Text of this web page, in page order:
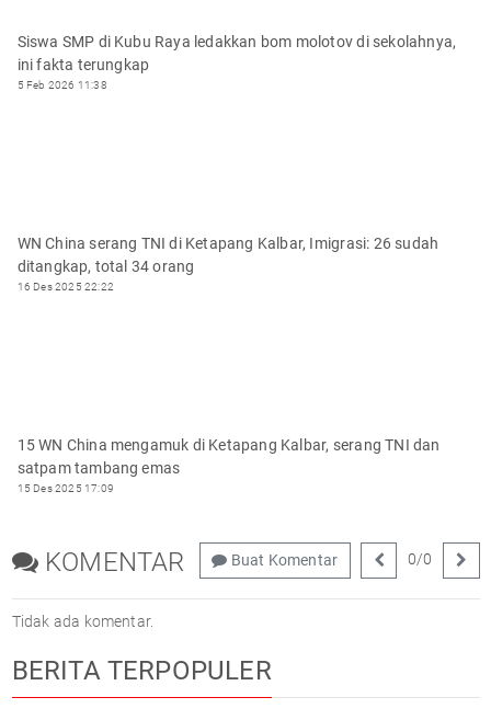
Siswa SMP di Kubu Raya ledakkan bom molotov di sekolahnya,
ini fakta terungkap
5 Feb 2026 11:38
WN China serang TNI di Ketapang Kalbar, Imigrasi: 26 sudah
ditangkap, total 34 orang
16 Des 2025 22:22
15 WN China mengamuk di Ketapang Kalbar, serang TNI dan
satpam tambang emas
15 Des 2025 17:09
KOMENTAR Buat Komentar 0/0
Tidak ada komentar.
BERITA TERPOPULER